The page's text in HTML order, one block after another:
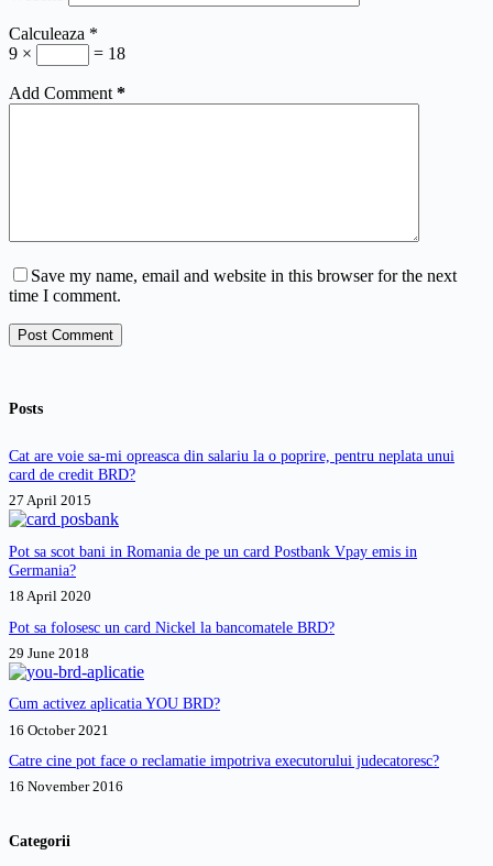
Calculeaza *
9 ×
= 18
Add Comment *
Save my name, email and website in this browser for the next
time I comment.
Post Comment
Posts
Cat are voie sa-mi opreasca din salariu la o poprire, pentru neplata unui
card de credit BRD?
27 April 2015
Pot sa scot bani in Romania de pe un card Postbank Vpay emis in
Germania?
18 April 2020
Pot sa folosesc un card Nickel la bancomatele BRD?
29 June 2018
Cum activez aplicatia YOU BRD?
16 October 2021
Catre cine pot face o reclamatie impotriva executorului judecatoresc?
16 November 2016
Categorii